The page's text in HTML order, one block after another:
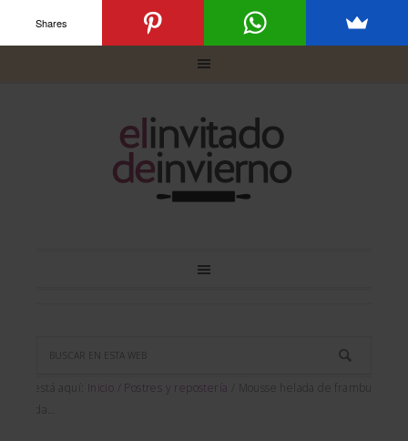
Usted está aquí: Inicio Postres y repostería
Mousse helada de frambuesa,
decorada…
Shares